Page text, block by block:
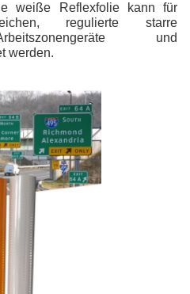
weiße Reflexfolie kann für
regulierte starre
und
werden.